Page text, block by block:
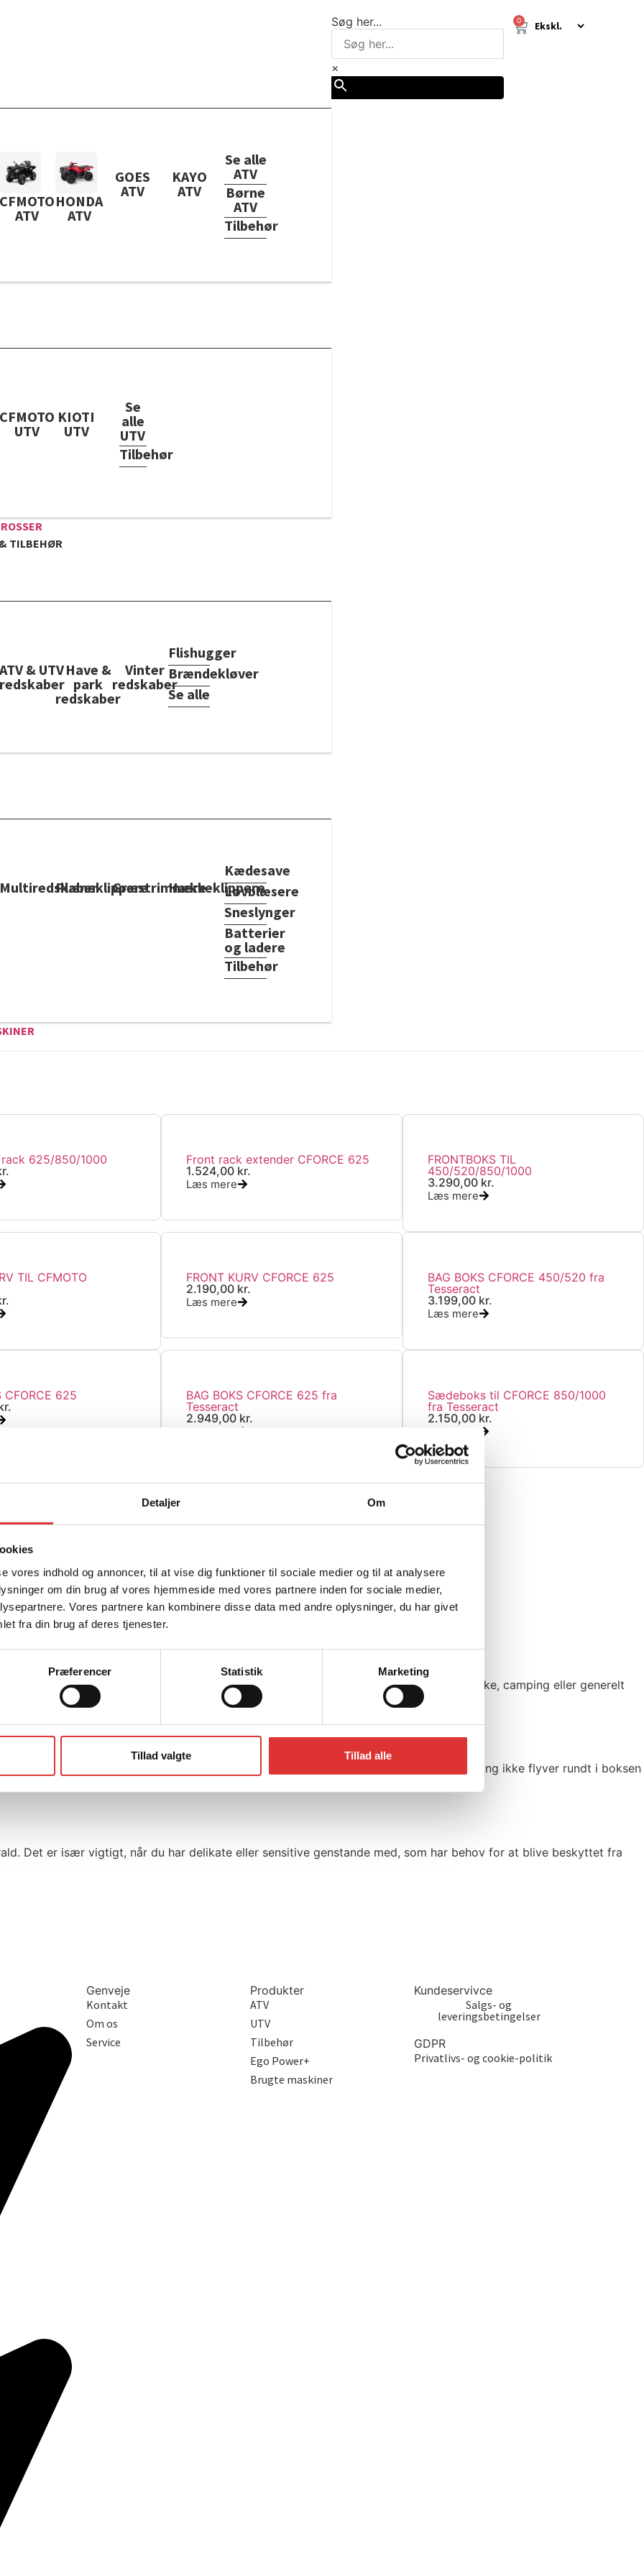
Detaljer Om
vores indhold og annoncer, til at vise dig funktioner til sociale medier og til at analysere
om din brug af vores hjemmeside med vores partnere inden for sociale medier,
Vores partnere kan kombinere disse data med andre oplysninger, du har givet
fra din brug af deres tjenester.
Præferencer Statistik Marketing
Tillad valgte Tillad alle
ATV
HONDA
ATV
GOES
ATV
KAYO
ATV
Se alle
ATV
Børne
ATV
Tilbehør
UTV
KIOTI
UTV
Se
alle
UTV
Tilbehør
TILBEHØR
ATV & UTVHave &
park
redskaber
Vinter
redskaber
Flishugger
Brændekløver
Se alle
PlæneklippereGræstrimmereHækkeklippere
Kædesave
Løvblæsere
Sneslynger
Batterier
og ladere
Tilbehør
Søg her...
×
0
625/850/1000
Front rack extender CFORCE 625
1.524,00 kr.
Læs mere
FRONTBOKS TIL
450/520/850/1000
3.290,00 kr.
Læs mere
TIL CFMOTO
FRONT KURV CFORCE 625
2.190,00 kr.
Læs mere
BAG BOKS CFORCE 450/520 fra
Tesseract
3.199,00 kr.
Læs mere
CFORCE 625
BAG BOKS CFORCE 625 fra
Tesseract
2.949,00 kr.
Sædeboks til CFORCE 850/1000
fra Tesseract
2.150,00 kr.
55,00kr.
med en for- og bag boks?
etc. Dette er ekstremt hjælpsomt til dine udendørs aktiviteter, såsom jagt, fiske, camping eller generelt
under kørsel. De er lavet med en struktur, som gør det overskueligt og sikre at dine ting ikke flyver rundt i boksen
Det er især vigtigt, når du har delikate eller sensitive genstande med, som har behov for at blive beskyttet fra
Genveje
Kontakt
Om os
Service
Produkter
ATV
UTV
Tilbehør
Ego Power+
Brugte maskiner
Kundeservivce
Salgs- og
leveringsbetingelser
GDPR
Privatlivs- og cookie-politik